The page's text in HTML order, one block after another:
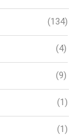
(134)
(4)
(9)
(1)
(1)